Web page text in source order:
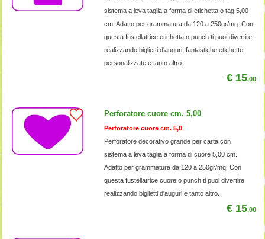
sistema a leva taglia a forma di etichetta o tag 5,00
cm. Adatto per grammatura da 120 a 250gr/mq. Con
questa fustellatrice etichetta o punch ti puoi divertire
realizzando biglietti d'auguri, fantastiche etichette
personalizzate e tanto altro.
€ 15,00
Perforatore cuore cm. 5,00
Perforatore cuore cm. 5,0
Perforatore decorativo grande per carta con
sistema a leva taglia a forma di cuore 5,00 cm.
Adatto per grammatura da 120 a 250gr/mq. Con
questa fustellatrice cuore o punch ti puoi divertire
realizzando biglietti d'auguri e tanto altro.
€ 15,00